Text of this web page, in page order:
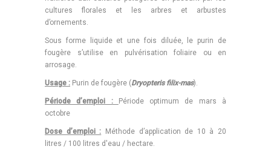
cultures florales et les arbres et arbustes
d’ornements.
Sous forme liquide et une fois diluée, le purin de
fougère s’utilise en pulvérisation foliaire ou en
arrosage.
Usage : Purin de fougère (Dryopteris filix-mas).
Période d’emploi :
Période optimum de mars à
octobre
Dose d’emploi : Méthode d’application de 10 à 20
litres / 100 litres d'eau / hectare.